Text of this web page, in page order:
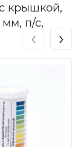
крышкой,
мм, п/с,
‹ ›